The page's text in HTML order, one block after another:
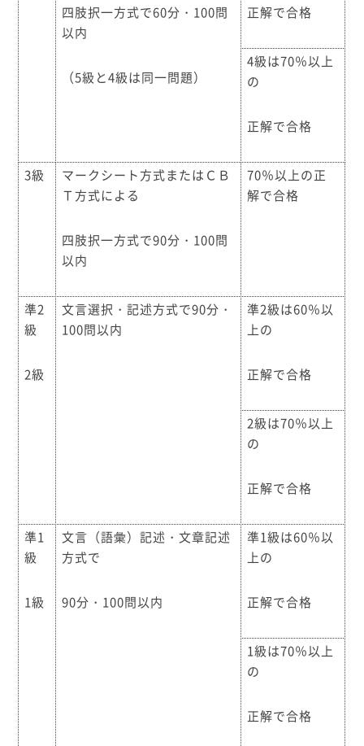
四肢択一方式で60分・100問
以内
（5級と4級は同一問題）
正解で合格
4級は70％以上
の
正解で合格
3級
マークシート方式またはＣＢ
Ｔ方式による
四肢択一方式で90分・100問
以内
70％以上の正
解で合格
準2
級
2級
文言選択・記述方式で90分・
100問以内
準2級は60％以
上の
正解で合格
2級は70％以上
の
正解で合格
準1
級
1級
文言（語彙）記述・文章記述
方式で
90分・100問以内
準1級は60％以
上の
正解で合格
1級は70％以上
の
正解で合格